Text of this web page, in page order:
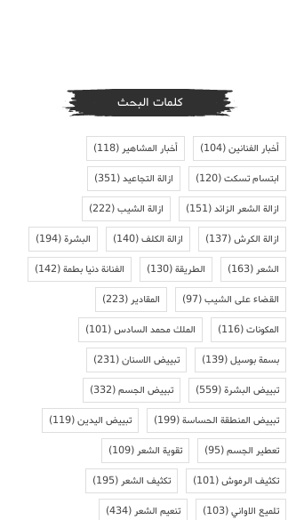
كلمات البحث
أخبار الفنانين(104) أخبار المشاهير(118)
ابتسام تسكت(120) ازالة التجاعيد(351)
ازالة الشعر الزائد(151) ازالة الشيب(222)
ازالة الكرش(137) ازالة الكلف(140) البشرة(194)
الشعر(163) الطريقة(130) الفنانة دنيا بطمة(142)
القضاء على الشيب(97) المقادير(223)
المكونات(116) الملك محمد السادس(101)
بسمة بوسيل(139) تبييض الاسنان(231)
تبييض البشرة(559) تبييض الجسم(332)
تبييض المنطقة الحساسة(199) تبييض اليدين(119)
تعطير الجسم(95) تقوية الشعر(109)
تكثيف الرموش(101) تكثيف الشعر(195)
تلميع الاواني(103) تنعيم الشعر(434)